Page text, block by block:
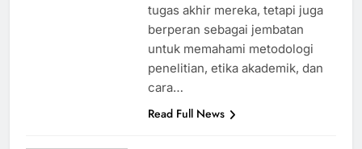
tugas akhir mereka, tetapi juga
berperan sebagai jembatan
untuk memahami metodologi
penelitian, etika akademik, dan
cara…
Read Full News